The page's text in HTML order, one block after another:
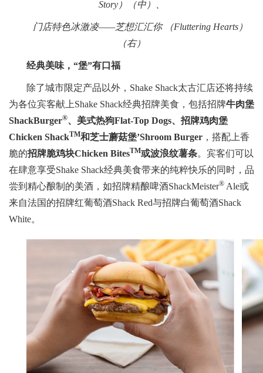
Story）（中）、
门店特色冰激凌——芝想汇汇你 （Fluttering Hearts）
（右）
经典美味，“堡”有口福
除了城市限定产品以外，Shake Shack太古汇店还将持续
为各位宾客献上Shake Shack经典招牌美食，包括招牌牛肉堡
ShackBurger®、美式热狗Flat-Top Dogs、招牌鸡肉堡
Chicken ShackTM和芝士蘑菇堡’Shroom Burger ，搭配上香
脆的招牌脆鸡块Chicken BitesTM或波浪纹薯条。宾客们可以
在肆意享受Shake Shack经典美食带来的纯粹快乐的同时，品
尝到精心酿制的美酒，如招牌精酿啤酒ShackMeister® Ale或
来自法国的招牌红葡萄酒Shack Red与招牌白葡萄酒Shack
White。